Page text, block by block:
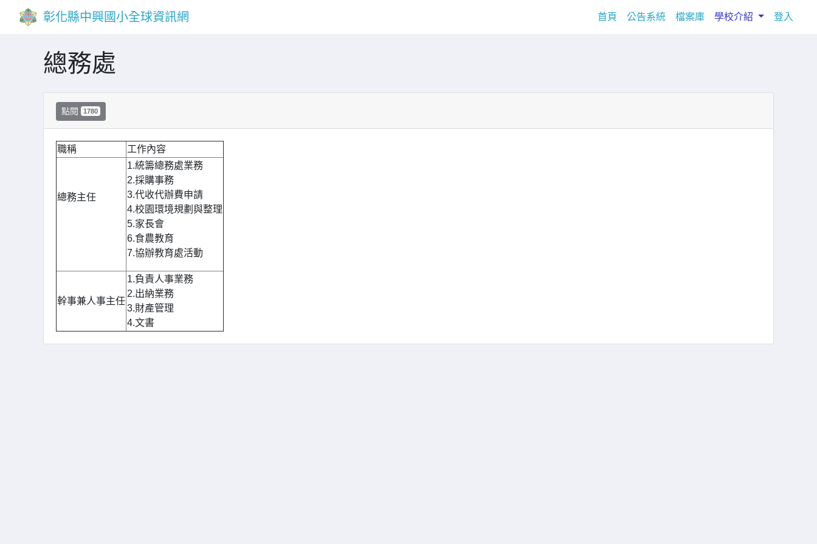
彰化縣中興國小全球資訊網 首頁 (current)
公告系統 檔案庫 學校介紹 登入
總務處
點閱 1780
職稱 工作內容
總務主任
1.統籌總務處業務
2.採購事務
3.代收代辦費申請
4.校園環境規劃與整理
5.家長會
6.食農教育
7.協辦教育處活動
幹事兼人事主任
1.負責人事業務
2.出納業務
3.財產管理
4.文書